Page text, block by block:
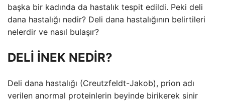
başka bir kadında da hastalık tespit edildi. Peki deli
dana hastalığı nedir? Deli dana hastalığının belirtileri
nelerdir ve nasıl bulaşır?
DELİ İNEK NEDİR?
Deli dana hastalığı (Creutzfeldt-Jakob), prion adı
verilen anormal proteinlerin beyinde birikerek sinir